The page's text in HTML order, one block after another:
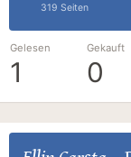
319 Seiten
Gelesen
1
Gekauft
0